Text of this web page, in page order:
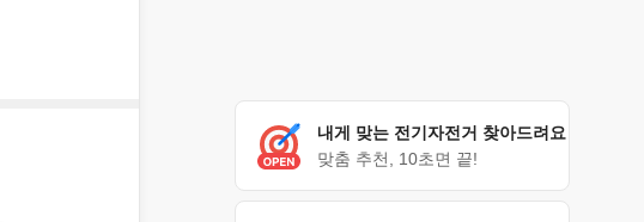
내게 맞는 전기자전거 찾아드려요
맞춤 추천, 10초면 끝!